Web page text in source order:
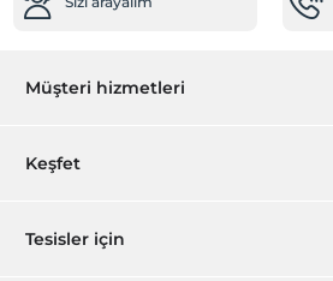
Müşteri hizmetleri
Rezervasyon yönet
Keşfet
Hediye Kart
Tesisler için